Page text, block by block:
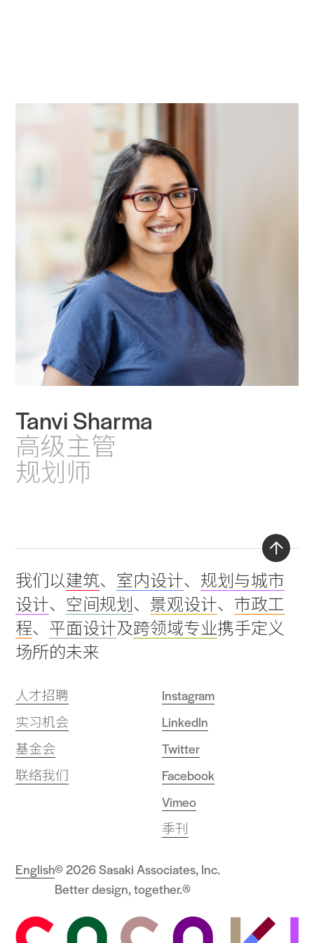
Tanvi Sharma
高级主管
规划师
我们以建筑、 室内设计、 规划与城市
设计、 空间规划 、 景观设计、 市政工
程、 平面设计及跨领域专业携手定义
场所的未来
人才招聘
实习机会
基金会
联络我们
Instagram
LinkedIn
Twitter
Facebook
Vimeo
季刊
© 2026 Sasaki Associates, Inc.
Better design, together.®
English
Back
to
top
Practice
Projects
People
Voices